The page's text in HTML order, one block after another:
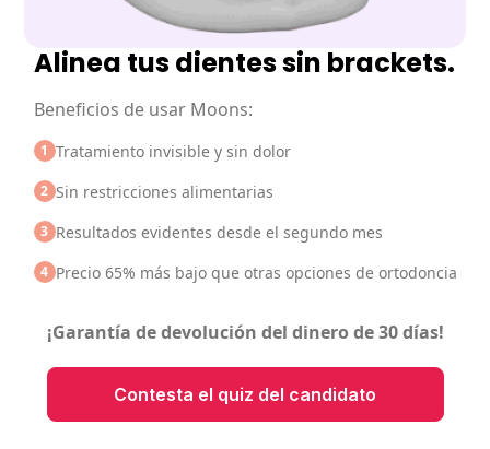
Alinea tus dientes sin brackets.
Beneficios de usar Moons:
1 Tratamiento invisible y sin dolor
2 Sin restricciones alimentarias
3 Resultados evidentes desde el segundo mes
4 Precio 65% más bajo que otras opciones de ortodoncia
¡Garantía de devolución del dinero de 30 días!
Contesta el quiz del candidato